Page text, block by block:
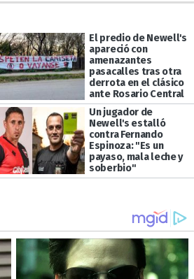
El predio de Newell's
apareció con
amenazantes
pasacalles tras otra
derrota en el clásico
ante Rosario Central
Un jugador de
Newell's estalló
contra Fernando
Espinoza: "Es un
payaso, mala leche y
soberbio"